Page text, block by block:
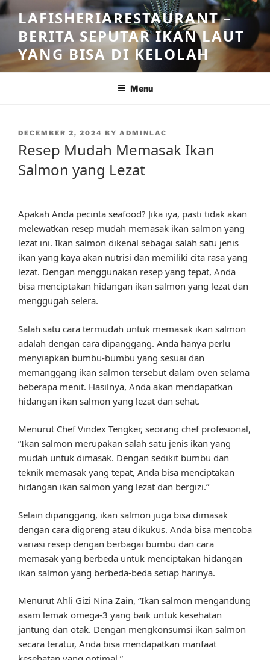
Skip
to
content
LAFISHERIARESTAURANT –
BERITA SEPUTAR IKAN LAUT
YANG BISA DI KELOLAH
Menu
POSTED
DECEMBER 2, 2024 BY ADMINLAC
Resep Mudah Memasak Ikan
Salmon yang Lezat
Apakah Anda pecinta seafood? Jika iya, pasti tidak akan
melewatkan resep mudah memasak ikan salmon yang
lezat ini. Ikan salmon dikenal sebagai salah satu jenis
ikan yang kaya akan nutrisi dan memiliki cita rasa yang
lezat. Dengan menggunakan resep yang tepat, Anda
bisa menciptakan hidangan ikan salmon yang lezat dan
menggugah selera.
Salah satu cara termudah untuk memasak ikan salmon
adalah dengan cara dipanggang. Anda hanya perlu
menyiapkan bumbu-bumbu yang sesuai dan
memanggang ikan salmon tersebut dalam oven selama
beberapa menit. Hasilnya, Anda akan mendapatkan
hidangan ikan salmon yang lezat dan sehat.
Menurut Chef Vindex Tengker, seorang chef profesional,
“Ikan salmon merupakan salah satu jenis ikan yang
mudah untuk dimasak. Dengan sedikit bumbu dan
teknik memasak yang tepat, Anda bisa menciptakan
hidangan ikan salmon yang lezat dan bergizi.”
Selain dipanggang, ikan salmon juga bisa dimasak
dengan cara digoreng atau dikukus. Anda bisa mencoba
variasi resep dengan berbagai bumbu dan cara
memasak yang berbeda untuk menciptakan hidangan
ikan salmon yang berbeda-beda setiap harinya.
Menurut Ahli Gizi Nina Zain, “Ikan salmon mengandung
asam lemak omega-3 yang baik untuk kesehatan
jantung dan otak. Dengan mengkonsumsi ikan salmon
secara teratur, Anda bisa mendapatkan manfaat